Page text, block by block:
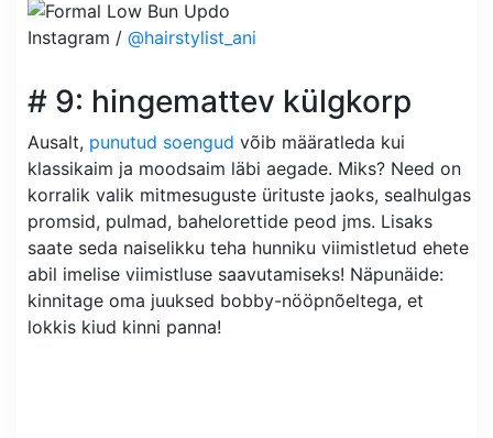
Instagram / @hairstylist_ani
# 9: hingemattev külgkorp
Ausalt, punutud soengud võib määratleda kui
klassikaim ja moodsaim läbi aegade. Miks? Need on
korralik valik mitmesuguste ürituste jaoks, sealhulgas
promsid, pulmad, bahelorettide peod jms. Lisaks
saate seda naiselikku teha hunniku viimistletud ehete
abil imelise viimistluse saavutamiseks! Näpunäide:
kinnitage oma juuksed bobby-nööpnõeltega, et
lokkis kiud kinni panna!